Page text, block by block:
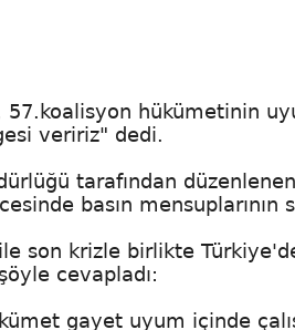
hükümetinin
veririz" dedi.
tarafından
basın mensuplarının
son krizle birlikte
cevapladı:
gayet uyum içinde